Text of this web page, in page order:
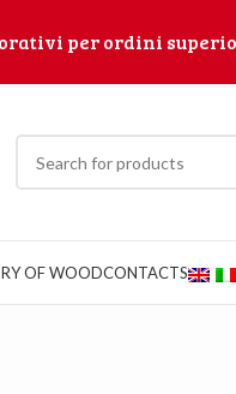
per ordini
OF WOODCONTACTS